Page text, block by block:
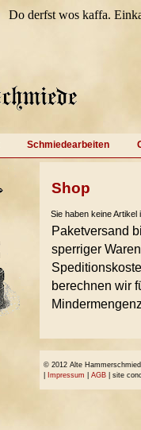
Do derfst wos kaffa.
Schmiedearbeiten
Shop
Sie haben keine Artikel
Paketversand
sperriger
berechnen wir
© 2012 Alte
Impressum AGB | site